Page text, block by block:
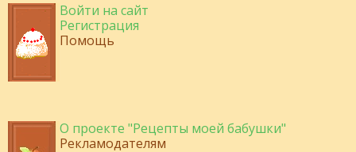
Войти на сайт
Регистрация
Помощь
О проекте "Рецепты моей бабушки"
Рекламодателям